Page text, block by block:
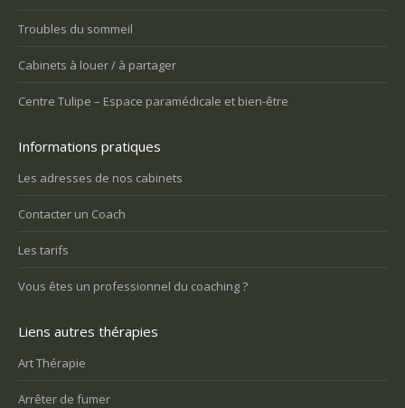
Troubles du sommeil
Cabinets à louer / à partager
Centre Tulipe – Espace paramédicale et bien-être
Informations pratiques
Les adresses de nos cabinets
Contacter un Coach
Les tarifs
Vous êtes un professionnel du coaching ?
Liens autres thérapies
Art Thérapie
Arrêter de fumer